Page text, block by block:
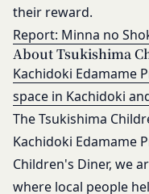
their reward.
Report: Minna no
About Tsukishima
Kachidoki Edamame
space in Kachidoki
The Tsukishima
Kachidoki Edamame
Children's Diner, we
where local people
目的の範囲内で利
Cookie（クッキー
当社は、お客様に
ある情報を提供す
ー」といいます。
を使用することが
クッキーは、ウェ
用のパソコンや
に関し適用され、
提供条件及び当社
ものです。
当社が、当社ウェ
個別規定や追加規
に定める方法によ
発信する場合、そ
のとし、個別規定
と抵触する場合に